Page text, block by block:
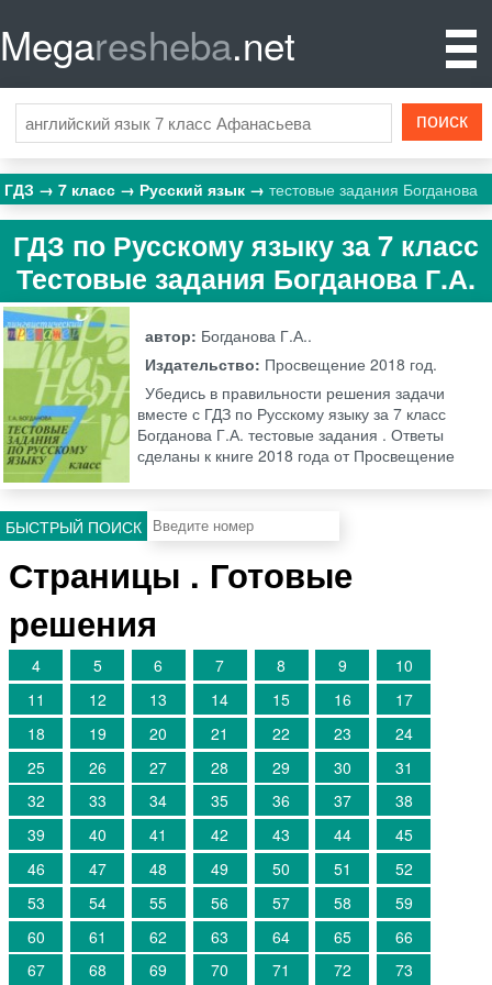
Megaresheba.net
ГДЗ 7 класс Русский язык тестовые задания Богданова
ГДЗ по Русскому языку за 7 класс
Тестовые задания Богданова Г.А.
автор: Богданова Г.А..
Издательство: Просвещение 2018 год.
Убедись в правильности решения задачи
вместе с ГДЗ по Русскому языку за 7 класс
Богданова Г.А. тестовые задания . Ответы
сделаны к книге 2018 года от Просвещение
БЫСТРЫЙ ПОИСК
Страницы . Готовые
решения
4 5 6 7 8 9
10
11
12 13 14 15 16
17
18
19 20 21 22 23
24
25
26 27 28 29 30
31
32
33 34 35 36 37
38
39
40 41 42 43 44
45
46
47 48 49 50 51
52
53
54 55 56 57 58
59
60
61 62 63 64 65
66
67
68 69 70 71 72 73